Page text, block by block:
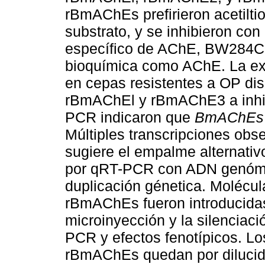
rBmAChEs prefirieron
substrato, y se inhibieron
específico de AChE,
bioquímica como AChE. La
en cepas resistentes a OP
rBmAChEl y rBmAChE3 a
PCR indicaron que BmAChEs
Múltiples transcripciones
sugiere el empalme
por qRT-PCR con ADN
duplicación génetica.
rBmAChEs fueron
microinyección y la
PCR y efectos fenotípicos.
rBmAChEs quedan por